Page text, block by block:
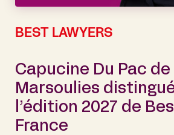
BEST LAWYERS
Capucine Du Pac de
Marsoulies
l’édition 2027 de
France